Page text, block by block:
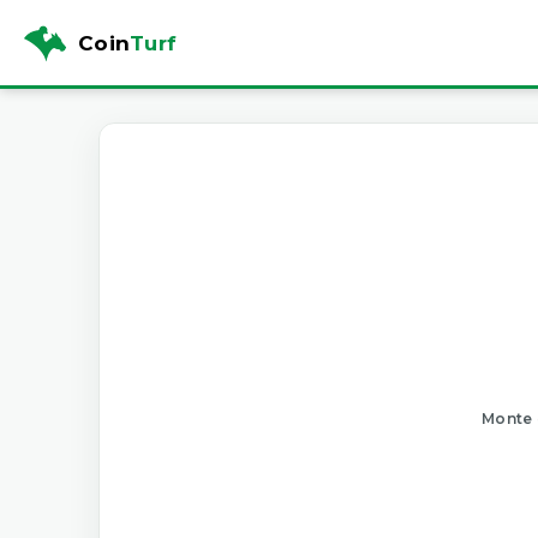
CoinTurf
Monte